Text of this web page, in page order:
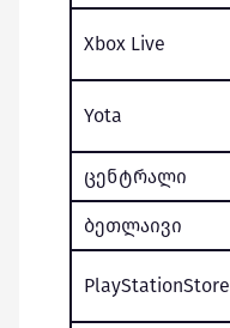
Xbox Live
Yota
ცენტრალი
ბეთლაივი
PlayStationStore